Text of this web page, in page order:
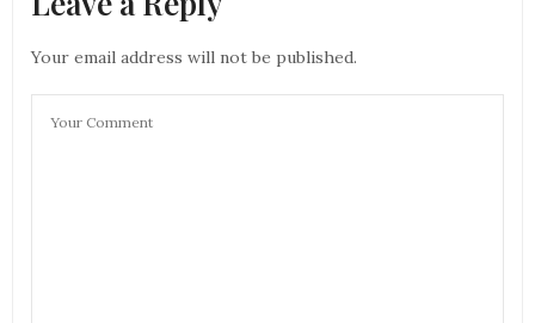
Your email address will not be published.